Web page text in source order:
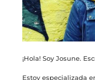
¡Hola! Soy Josune.
Estoy especializada